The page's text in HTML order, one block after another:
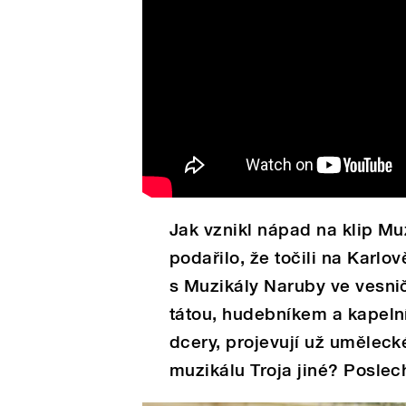
Jak vznikl nápad na klip
podařilo, že točili na
s Muzikály Naruby ve
tátou, hudebníkem a
dcery, projevují už
muzikálu Troja jiné?